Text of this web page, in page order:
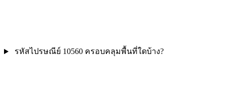
รหัสไปรษณีย์ 10560 ครอบคลุมพื้นที่ใดบ้าง?